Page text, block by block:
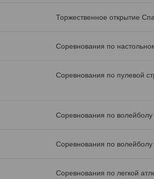
Торжественное открытие
Соревнования по
Соревнования по пулевой
Соревнования по
Соревнования по
Соревнования по легкой